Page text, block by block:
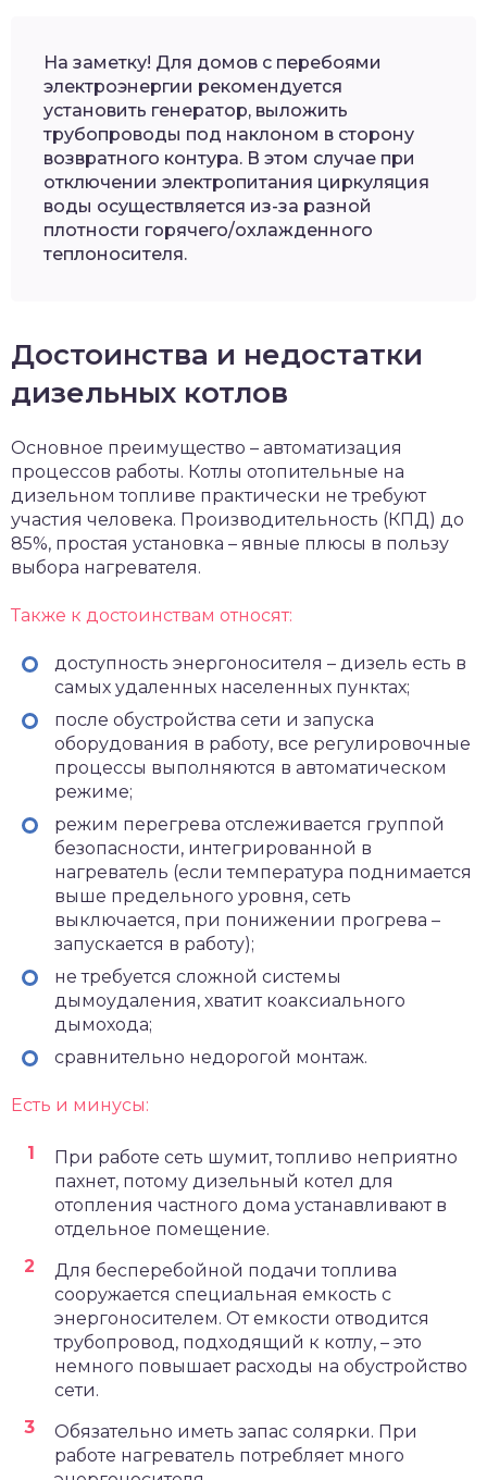
На заметку! Для домов с перебоями
электроэнергии рекомендуется
установить генератор, выложить
трубопроводы под наклоном в сторону
возвратного контура. В этом случае при
отключении электропитания циркуляция
воды осуществляется из-за разной
плотности горячего/охлажденного
теплоносителя.
Достоинства и недостатки
дизельных котлов
Основное преимущество – автоматизация
процессов работы. Котлы отопительные на
дизельном топливе практически не требуют
участия человека. Производительность (КПД) до
85%, простая установка – явные плюсы в пользу
выбора нагревателя.
Также к достоинствам относят:
доступность энергоносителя – дизель есть в
самых удаленных населенных пунктах;
после обустройства сети и запуска
оборудования в работу, все регулировочные
процессы выполняются в автоматическом
режиме;
режим перегрева отслеживается группой
безопасности, интегрированной в
нагреватель (если температура поднимается
выше предельного уровня, сеть
выключается, при понижении прогрева –
запускается в работу);
не требуется сложной системы
дымоудаления, хватит коаксиального
дымохода;
сравнительно недорогой монтаж.
Есть и минусы:
При работе сеть шумит, топливо неприятно
пахнет, потому дизельный котел для
отопления частного дома устанавливают в
отдельное помещение.
Для бесперебойной подачи топлива
сооружается специальная емкость с
энергоносителем. От емкости отводится
трубопровод, подходящий к котлу, – это
немного повышает расходы на обустройство
сети.
Обязательно иметь запас солярки. При
работе нагреватель потребляет много